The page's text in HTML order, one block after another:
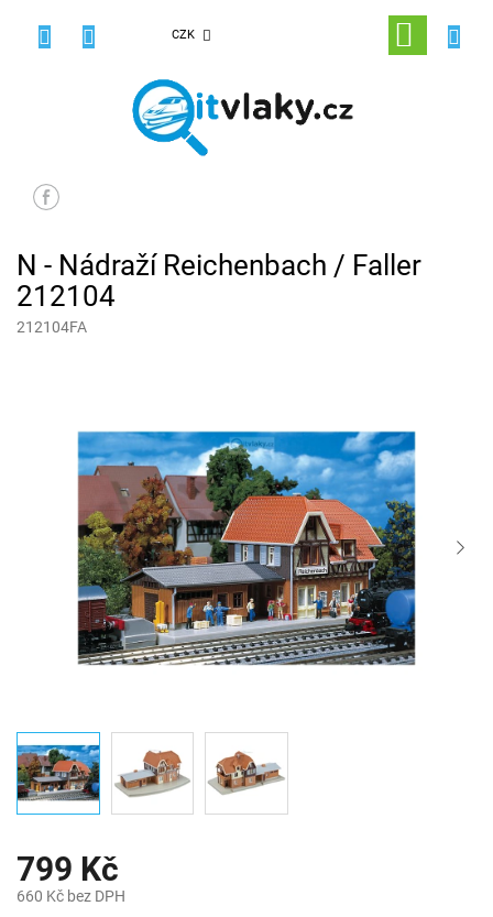
CZK
NÁKUPNÍ
KOŠÍK
N - Nádraží Reichenbach / Faller
212104
212104FA
799 Kč
660 Kč bez DPH